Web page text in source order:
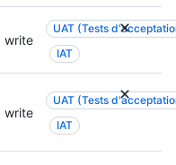
o
n
n
e
s
a
n
write
UAT (Tests
IAT
write
UAT (Tests
IAT